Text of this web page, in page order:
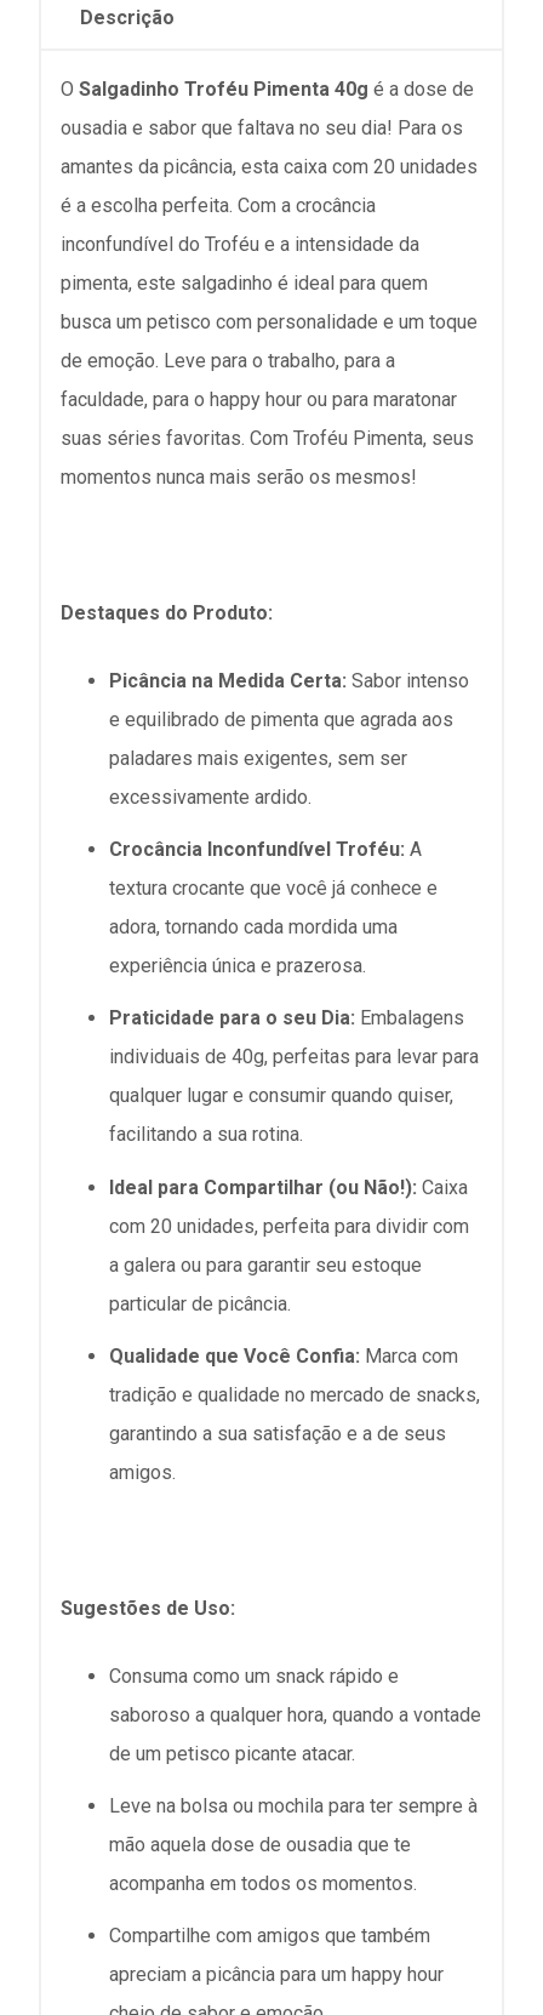
Descrição
O Salgadinho Troféu Pimenta 40g é a dose de
ousadia e sabor que faltava no seu dia! Para os
amantes da picância, esta caixa com 20 unidades
é a escolha perfeita. Com a crocância
inconfundível do Troféu e a intensidade da
pimenta, este salgadinho é ideal para quem
busca um petisco com personalidade e um toque
de emoção. Leve para o trabalho, para a
faculdade, para o happy hour ou para maratonar
suas séries favoritas. Com Troféu Pimenta, seus
momentos nunca mais serão os mesmos!
Destaques do Produto:
Picância na Medida Certa: Sabor intenso
e equilibrado de pimenta que agrada aos
paladares mais exigentes, sem ser
excessivamente ardido.
Crocância Inconfundível Troféu: A
textura crocante que você já conhece e
adora, tornando cada mordida uma
experiência única e prazerosa.
Praticidade para o seu Dia: Embalagens
individuais de 40g, perfeitas para levar para
qualquer lugar e consumir quando quiser,
facilitando a sua rotina.
Ideal para Compartilhar (ou Não!): Caixa
com 20 unidades, perfeita para dividir com
a galera ou para garantir seu estoque
particular de picância.
Qualidade que Você Confia: Marca com
tradição e qualidade no mercado de snacks,
garantindo a sua satisfação e a de seus
amigos.
Sugestões de Uso:
Consuma como um snack rápido e
saboroso a qualquer hora, quando a vontade
de um petisco picante atacar.
Leve na bolsa ou mochila para ter sempre à
mão aquela dose de ousadia que te
acompanha em todos os momentos.
Compartilhe com amigos que também
apreciam a picância para um happy hour